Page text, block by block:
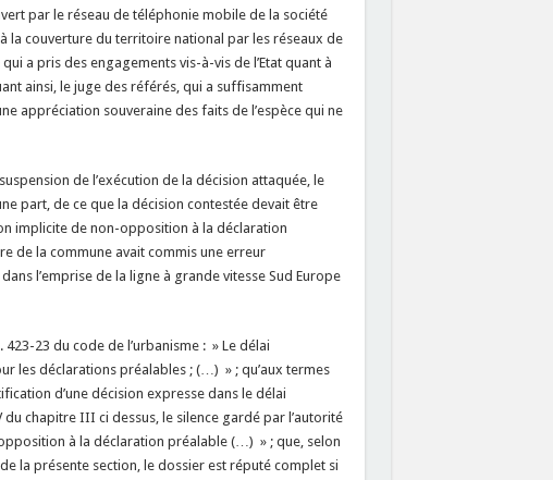
par le réseau de téléphonie mobile de la société
la couverture du territoire national par les réseaux de
a pris des engagements vis-à-vis de l’Etat quant à
ainsi, le juge des référés, qui a suffisamment
appréciation souveraine des faits de l’espèce qui ne
de l’exécution de la décision attaquée, le
part, de ce que la décision contestée devait être
implicite de non-opposition à la déclaration
de la commune avait commis une erreur
l’emprise de la ligne à grande vitesse Sud Europe
423-23 du code de l’urbanisme : » Le délai
les déclarations préalables ; (…) » ; qu’aux termes
d’une décision expresse dans le délai
chapitre III ci dessus, le silence gardé par l’autorité
à la déclaration préalable (…) » ; que, selon
la présente section, le dossier est réputé complet si